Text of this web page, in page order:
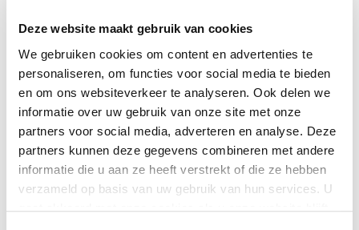
Deze website maakt gebruik van cookies
We gebruiken cookies om content en advertenties te
personaliseren, om functies voor social media te bieden
en om ons websiteverkeer te analyseren. Ook delen we
informatie over uw gebruik van onze site met onze
partners voor social media, adverteren en analyse. Deze
partners kunnen deze gegevens combineren met andere
informatie die u aan ze heeft verstrekt of die ze hebben
verzameld op basis van uw gebruik van hun services. U
gaat akkoord met onze cookies als u onze website blijft